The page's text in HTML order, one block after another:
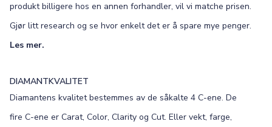
produkt billigere hos en annen forhandler, vil vi matche prisen.
Gjør litt research og se hvor enkelt det er å spare mye penger.
Les mer.
DIAMANTKVALITET
Diamantens kvalitet bestemmes av de såkalte 4 C-ene. De
fire C-ene er Carat, Color, Clarity og Cut. Eller vekt, farge,